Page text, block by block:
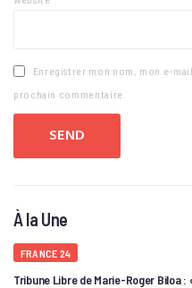
Enregistrer mon nom, mon e-
prochain commentaire.
À la Une
FRANCE 24
Tribune Libre de Marie-Roger Biloa :